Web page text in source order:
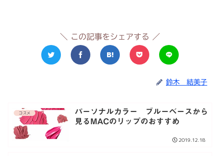
＼ この記事をシェアする ／
鈴木 結美子
コスメ
パーソナルカラー ブルーベースから
見るMACのリップのおすすめ
2019.12.18